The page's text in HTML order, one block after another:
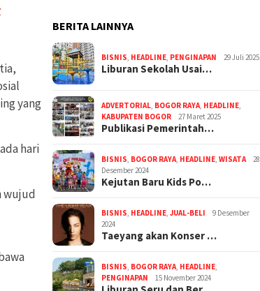
yang
hari
wujud
BERITA LAINNYA
BISNIS, HEADLINE, PENGINAPAN 29 Juli 2025
Liburan Sekolah Usai…
ADVERTORIAL, BOGOR RAYA, HEADLINE,
KABUPATEN BOGOR
27 Maret 2025
Publikasi Pemerintah…
BISNIS, BOGOR RAYA, HEADLINE,WISATA
28
Desember 2024
Kejutan Baru Kids Po…
BISNIS, HEADLINE,JUAL-BELI
9 Desember
2024
Taeyang akan Konser …
BISNIS, BOGOR RAYA, HEADLINE,
PENGINAPAN
15 November 2024